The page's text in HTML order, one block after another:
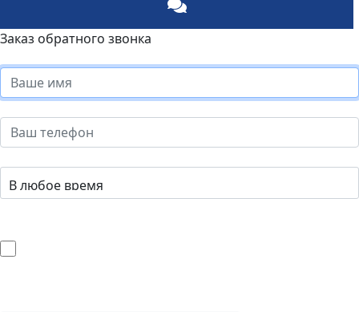
Заказ обратного звонка